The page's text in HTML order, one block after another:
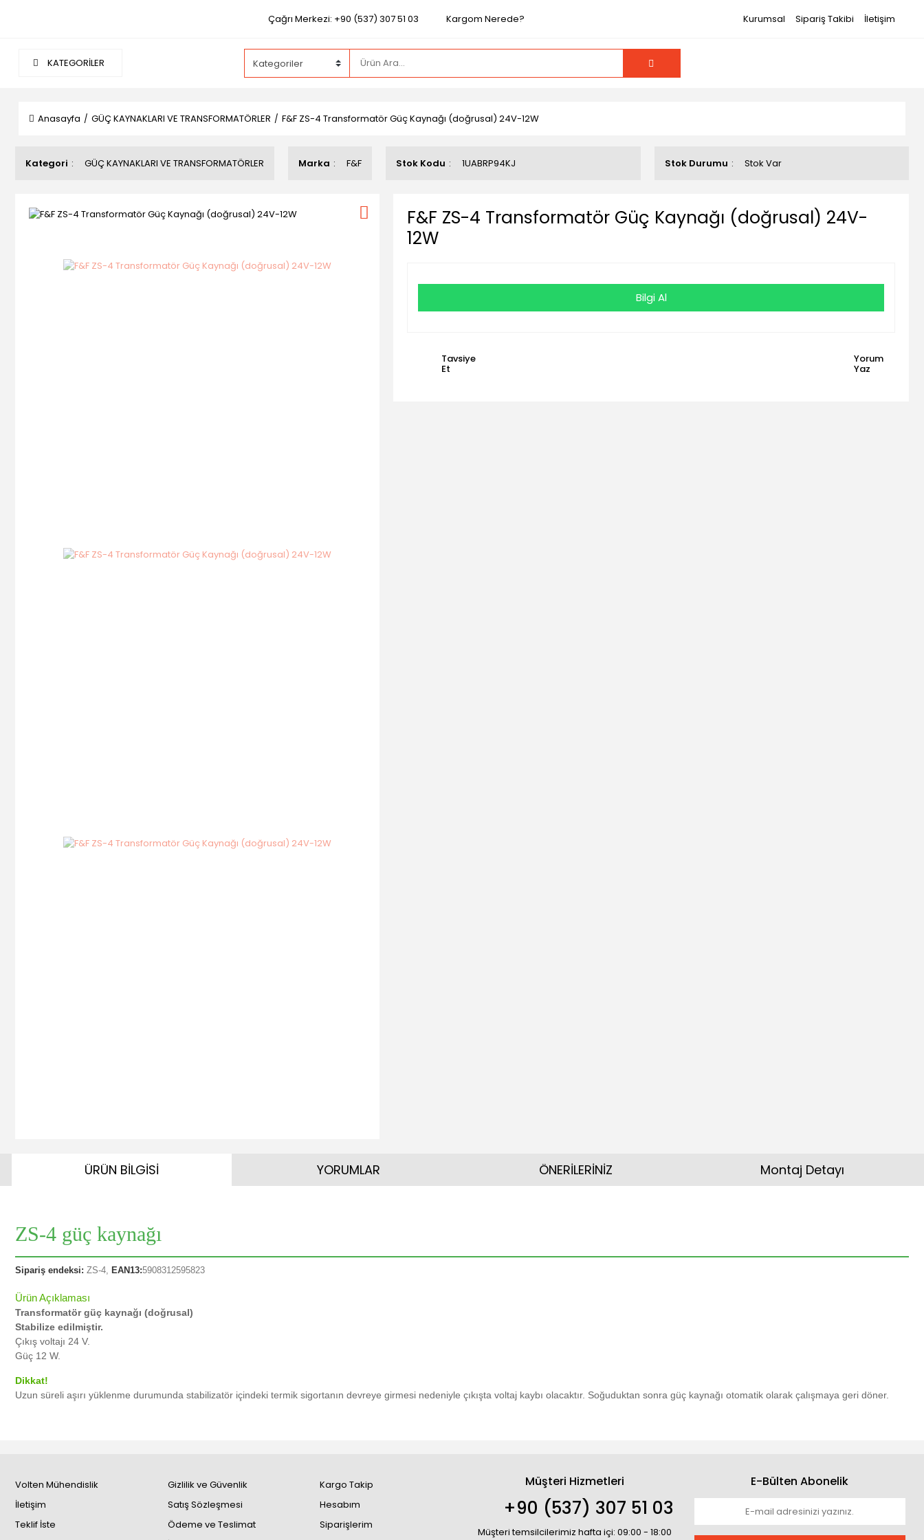
Çağrı Merkezi: +90 (537) 307 51 03 Kargom Nerede? Kurumsal Sipariş Takibi İletişim
KATEGORİLER
Anasayfa GÜÇ KAYNAKLARI VE TRANSFORMATÖRLER F&F ZS-4 Transformatör Güç Kaynağı (doğrusal) 24V-12W
Kategori GÜÇ KAYNAKLARI VE TRANSFORMATÖRLER Marka F&F Stok Kodu 1UABRP94KJ Stok Durumu Stok Var
F&F ZS-4 Transformatör Güç Kaynağı (doğrusal) 24V-
12W
Bilgi Al
Tavsiye
Et
Yorum
Yaz
ÜRÜN BİLGİSİ
ZS-4 güç kaynağı
Sipariş endeksi: ZS-4, EAN13:5908312595823
Ürün Açıklaması
Transformatör güç kaynağı (doğrusal)
Stabilize edilmiştir.
Çıkış voltajı 24 V.
Güç 12 W.
Dikkat!
Uzun süreli aşırı yüklenme durumunda stabilizatör içindeki termik sigortanın devreye girmesi nedeniyle çıkışta voltaj kaybı olacaktır. Soğuduktan sonra güç kaynağı otomatik olarak çalışmaya geri döner.
YORUMLAR ÖNERİLERİNİZ Montaj Detayı
Volten Mühendislik
İletişim
Teklif İste
Gizlilik ve Güvenlik
Satış Sözleşmesi
Ödeme ve Teslimat
Kargo Takip
Hesabım
Siparişlerim
Müşteri Hizmetleri
+90 (537) 307 51 03
Müşteri temsilcilerimiz hafta içi: 09:00 - 18:00
E-Bülten Abonelik